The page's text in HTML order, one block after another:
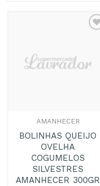
Favoritos
AMANHECER
BOLINHAS QUEIJO
OVELHA
COGUMELOS
SILVESTRES
AMANHECER 300GR